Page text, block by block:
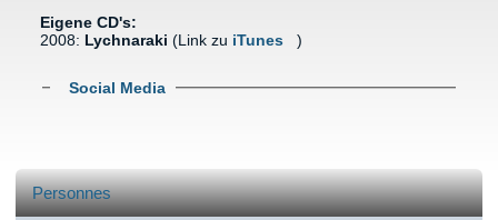
Eigene CD's:
2008: Lychnaraki (Link zu iTunes (link is external)
)
Afficher
Social Media
Personnes